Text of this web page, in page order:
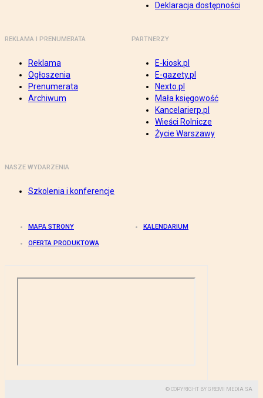
Deklaracja dostępności
REKLAMA I PRENUMERATA
Reklama
Ogłoszenia
Prenumerata
Archiwum
PARTNERZY
E-kiosk.pl
E-gazety.pl
Nexto.pl
Mała księgowość
Kancelarierp.pl
Wieści Rolnicze
Życie Warszawy
NASZE WYDARZENIA
Szkolenia i konferencje
MAPA STRONY KALENDARIUM
OFERTA PRODUKTOWA
© COPYRIGHT BY GREMI MEDIA SA